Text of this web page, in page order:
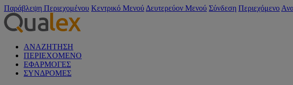
Παράβλεψη Περιεχομένου Κεντρικό Μενού Δευτερεύον Μενού Σύνδεση Περιεχόμενο
ΑΝΑΖΗΤΗΣΗ
ΠΕΡΙΕΧΟΜΕΝΟ
ΕΦΑΡΜΟΓΕΣ
ΣΥΝΔΡΟΜΕΣ